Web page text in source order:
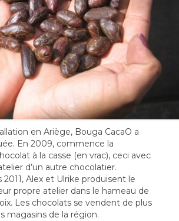
en Ariège, Bouga CacaO a
En 2009, commence la
à la casse (en vrac), ceci avec
d’un autre chocolatier.
Alex et Ulrike produisent le
propre atelier dans le hameau de
Les chocolats se vendent de plus
magasins de la région.